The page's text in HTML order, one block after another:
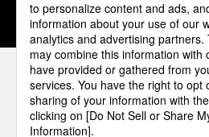
パナソニックの電気設備